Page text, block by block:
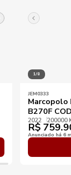
1/8
JEM0333
Marcopolo
B270F
2022 200000
R$
Anunciado há 6